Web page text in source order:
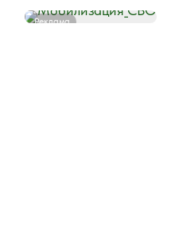
Реклама